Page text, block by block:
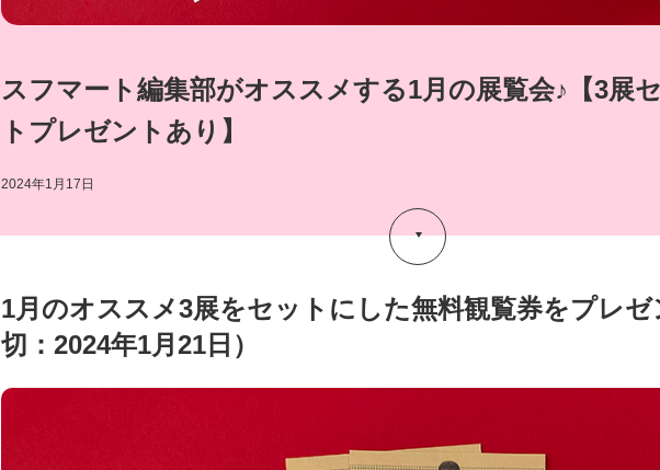
スフマート編集部がオススメする1月の展覧会♪【3展
トプレゼントあり】
2024年1月17日
1月のオススメ3展をセットにした無料観覧券をプレゼ
切：2024年1月21日）